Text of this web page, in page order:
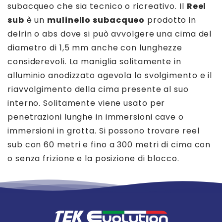
subacqueo che sia tecnico o ricreativo. Il Reel
sub è un mulinello subacqueo prodotto in
delrin o abs dove si può avvolgere una cima del
diametro di 1,5 mm anche con lunghezze
considerevoli. La maniglia solitamente in
alluminio anodizzato agevola lo svolgimento e il
riavvolgimento della cima presente al suo
interno. Solitamente viene usato per
penetrazioni lunghe in immersioni cave o
immersioni in grotta. Si possono trovare reel
sub con 60 metri e fino a 300 metri di cima con
o senza frizione e la posizione di blocco.